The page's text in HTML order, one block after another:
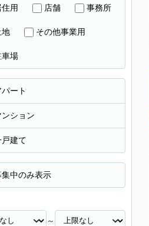
住用 店舗 事務所
地 その他事業用
車場
パート
ンション
戸建て
集中のみ表示
～